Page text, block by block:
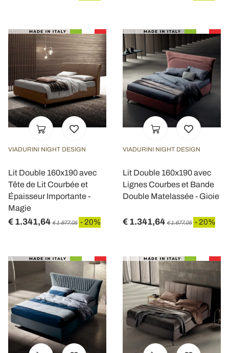
VIADURINI NIGHT DESIGN
Lit Double 160x190 avec
Tête de Lit Courbée et
Épaisseur Importante -
Magie
€ 1.341,64 € 1.677,05 - 20%
VIADURINI NIGHT DESIGN
Lit Double 160x190 avec
Lignes Courbes et Bande
Double Matelassée - Gioie
€ 1.341,64 € 1.677,05 - 20%